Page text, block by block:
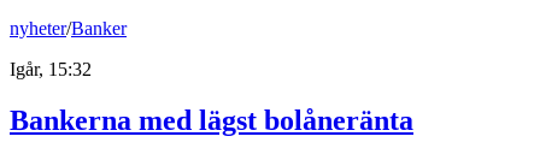
nyheter/Banker
Igår, 15:32
Bankerna med lägst bolåneränta